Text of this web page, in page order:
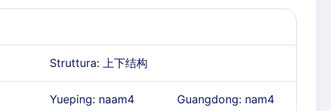
Struttura: 上下结构
Yueping: naam4 Guangdong: nam4